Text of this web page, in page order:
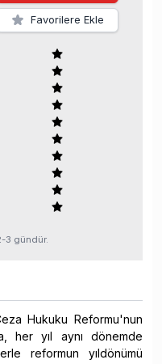
Favorilere Ekle
3 gündür.
Hukuku Reformu'nun
her yıl aynı dönemde
reformun yıldönümü